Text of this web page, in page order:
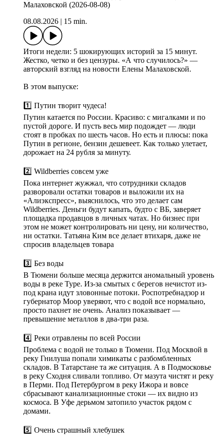
Малаховской (2026-08-08)
08.08.2026
15 min.
Итоги недели: 5 шокирующих историй за 15 минут.
Жестко, четко и без цензуры. «А что случилось?» —
авторский взгляд на новости Елены Малаховской.
В этом выпуске:
1️⃣ Путин творит чудеса!
Путин катается по России. Красиво: с мигалками и по
пустой дороге. И пусть весь мир подождет — люди
стоят в пробках по шесть часов. Но есть и плюсы: пока
Путин в регионе, бензин дешевеет. Как только улетает,
дорожает на 24 рубля за минуту.
2️⃣ Wildberries совсем уже
Пока интернет жужжал, что сотрудники складов
разворовали остатки товаров и выложили их на
«Алиэкспресс», выяснилось, что это делает сам
Wildberries. Деньги будут капать, будто с ВБ, заверяет
площадка продавцов в личных чатах. Но бизнес при
этом не может контролировать ни цену, ни количество,
ни остатки. Татьяна Ким все делает втихаря, даже не
спросив владельцев товара
3️⃣ Без воды
В Тюмени больше месяца держится аномальный уровень
воды в реке Туре. Из-за смытых с берегов нечистот из-
под крана идут зловонные потоки. Роспотребнадзор и
губернатор Моор уверяют, что с водой все нормально,
просто пахнет не очень. Анализ показывает —
превышение металлов в два-три раза.
4️⃣ Реки отравлены по всей России
Проблема с водой не только в Тюмени. Под Москвой в
реку Гнилуша попали химикаты с разбомбленных
складов. В Татарстане та же ситуация. А в Подмосковье
в реку Сходня сливали топливо. От мазута чистят и реку
в Перми. Под Петербургом в реку Ижора и вовсе
сбрасывают канализационные стоки — их видно из
космоса. В Уфе дерьмом затопило участок рядом с
домами.
5️⃣ Очень страшный хлебушек